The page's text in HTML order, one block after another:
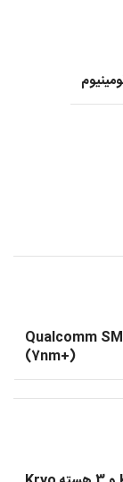
Qualcomm
(7nm+)